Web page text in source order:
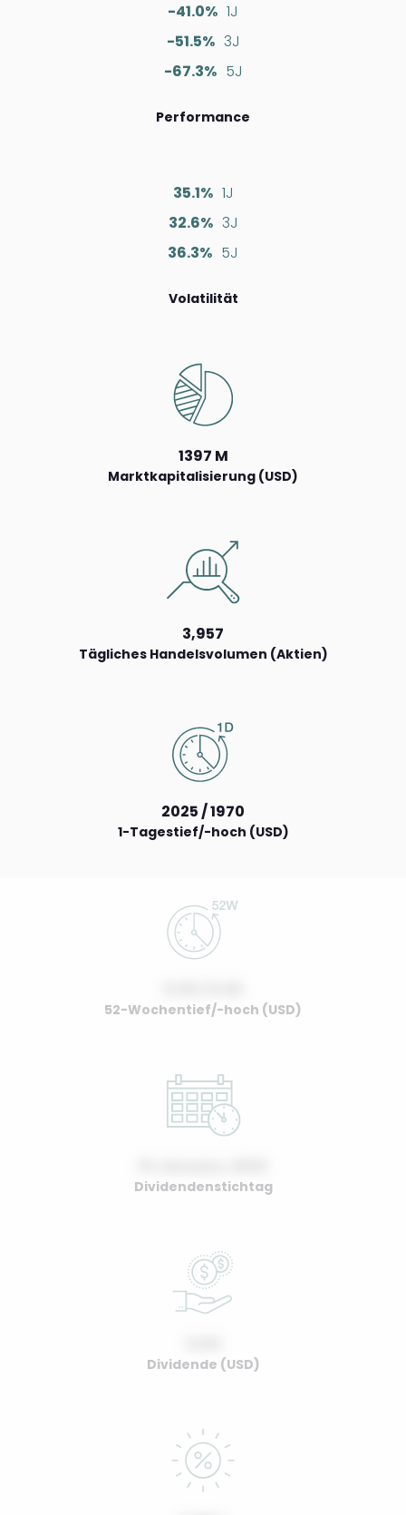
-41.0% 1J
-51.5% 3J
-67.3% 5J
Performance
35.1% 1J
32.6% 3J
36.3% 5J
Volatilität
1397 M
Marktkapitalisierung (USD)
3,957
Tägliches Handelsvolumen (Aktien)
2025 / 1970
1-Tagestief/-hoch (USD)
52-Wochentief/-hoch (USD)
Dividendenstichtag
Dividende (USD)